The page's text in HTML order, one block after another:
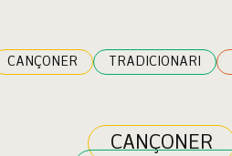
CANÇONER TRADICIONARI
CANÇONER